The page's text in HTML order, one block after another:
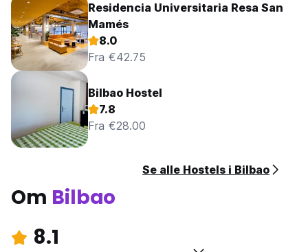
Residencia Universitaria Resa San
Mamés
8.0
Fra €42.75
Bilbao Hostel
7.8
Fra €28.00
Se alle Hostels i Bilbao
Om Bilbao
8.1